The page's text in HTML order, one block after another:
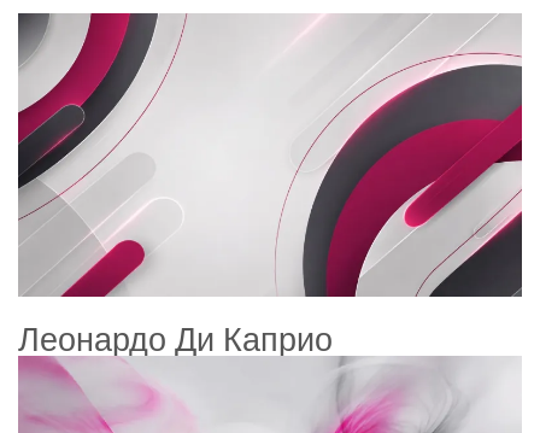
Леонардо Ди Каприо